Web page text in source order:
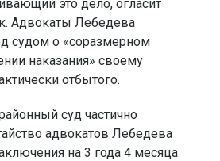
это дело, огласит
Адвокаты Лебедева
судом о «соразмерном
наказания» своему
отбытого.
суд частично
адвокатов Лебедева
на 3 года 4 месяца